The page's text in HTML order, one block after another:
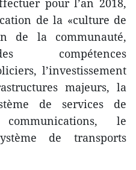
de la «culture de
de la communauté,
compétences
l’investissement
majeurs, la
de services de
le
de transports